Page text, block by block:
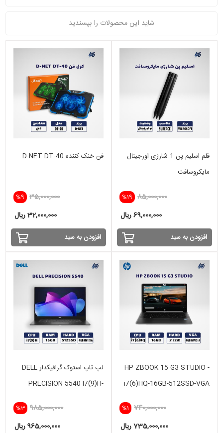
شاید این محصولات را بپسندید
قلم اسلیم پن 1 شارژی اورجینال
مایکروسافت
%19 85,000,000
69,000,000 ریال
افزودن به سبد
فن خنک کننده D-NET DT-40
%9 35,000,000
32,000,000 ریال
افزودن به سبد
HP ZBOOK 15 G3 STUDIO -
i7(6)HQ-16GB-512SSD-VGA
%1 740,000,000
735,000,000 ریال
لپ تاپ استوک گرافیکدار DELL
PRECISION 5540 I7(9)H-
16GB-512SSD-4GB NVIDIA
%3 985,000,000
965,000,000 ریال